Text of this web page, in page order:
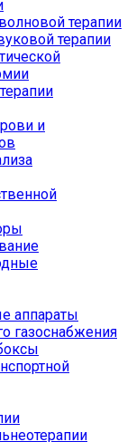
терапии
терапии
и
аппараты
газоснабжения